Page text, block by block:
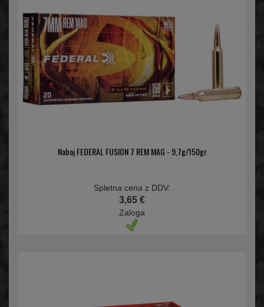
Naboj FEDERAL FUSION 7 REM MAG - 9,7g/150gr
Spletna cena z DDV:
3,65 €
Zaloga